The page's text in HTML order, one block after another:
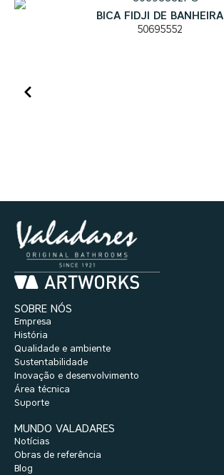
BICA FIDJI DE BANHEIRA
50695552
SOBRE NÓS
Empresa
História
Qualidade e ambiente
Sustentabilidade
Inovação e desenvolvimento
Área técnica
Suporte
MUNDO VALADARES
Notícias
Obras de referência
Blog